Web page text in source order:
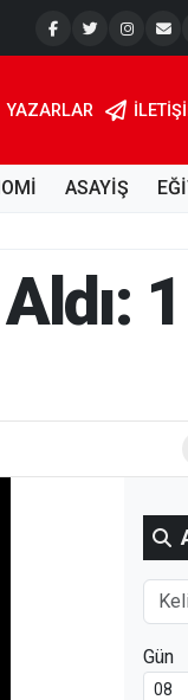
Su
YAZARLAR
ASAYİŞ
Gün